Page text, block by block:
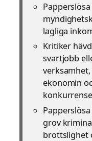
lagliga
Kritiker
svartjobb
ekonomin
grov
brottslighet